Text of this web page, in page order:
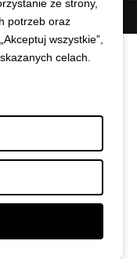
ze strony,
potrzeb oraz
wszystkie”,
celach.